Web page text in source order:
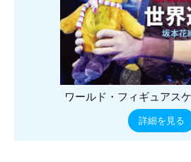
ワールド・フィギュアス
詳細を見る